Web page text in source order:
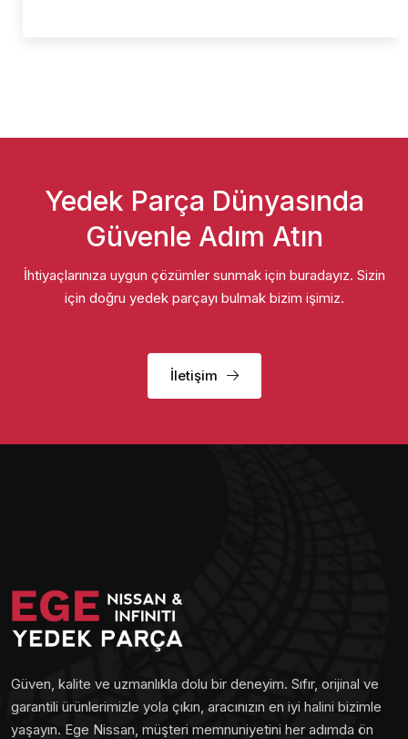
Yedek Parça Dünyasında
Güvenle Adım Atın
İhtiyaçlarınıza uygun çözümler sunmak için buradayız. Sizin
için doğru yedek parçayı bulmak bizim işimiz.
İletişim
Güven, kalite ve uzmanlıkla dolu bir deneyim. Sıfır, orijinal ve
garantili ürünlerimizle yola çıkın, aracınızın en iyi halini bizimle
yaşayın. Ege Nissan, müşteri memnuniyetini her adımda ön